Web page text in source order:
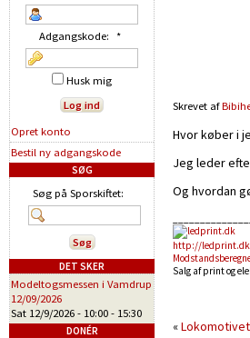
Skrevet af
Hvor køber i
Jeg leder
Og hvordan
http://ledprint.dk
Salg af print og
«Lokomotivet
Adgangskode: *
Husk mig
Opret konto
Bestil ny adgangskode
SØG
Søg på Sporskiftet:
DET SKER
Modeltogsmessen i Vamdrup
12/09/2026
Sat 12/9/2026 - 10:00 - 15:30
DONÉR